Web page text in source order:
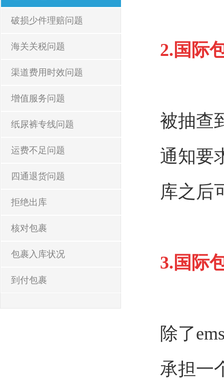
破损少件理赔问题
海关关税问题
渠道费用时效问题
增值服务问题
纸尿裤专线问题
运费不足问题
四通退货问题
拒绝出库
核对包裹
包裹入库状况
到付包裹
2.国际
被抽查
通知要
库之后
3.国际
除了
承担一